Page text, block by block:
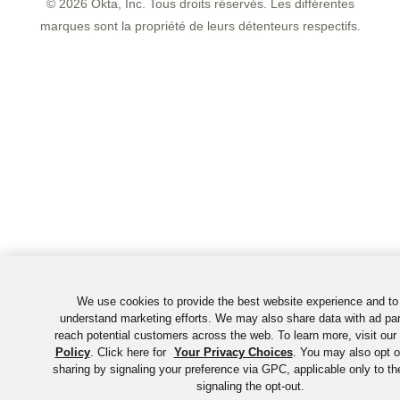
© 2026 Okta, Inc. Tous droits réservés. Les différentes
marques sont la propriété de leurs détenteurs respectifs.
We use cookies to provide the best website experience and
understand marketing efforts. We may also share data with ad
reach potential customers across the web. To learn more, visit our
Policy. Click here for Your Privacy Choices. You may also opt
sharing by signaling your preference via GPC, applicable only to
signaling the opt-out.